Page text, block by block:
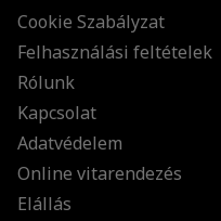
Cookie Szabályzat
Felhasználási feltételek
Rólunk
Kapcsolat
Adatvédelem
Online vitarendezés
Elállás